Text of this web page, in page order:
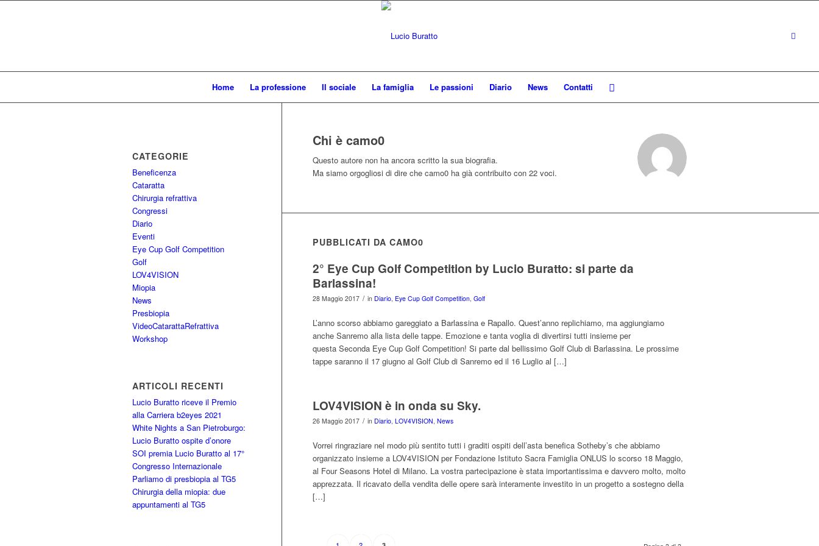
Home La professione Il sociale La famiglia Le passioni Diario News Contatti
Chi è camo0
Questo autore non ha ancora scritto la sua biografia.
Ma siamo orgogliosi di dire che camo0ha già contribuito con 22 voci.
PUBBLICATI DA CAMO0
2° Eye Cup Golf Competition by Lucio Buratto: si parte da
Barlassina!
28 Maggio 2017 / in Diario, Eye Cup Golf Competition, Golf
L’anno scorso abbiamo gareggiato a Barlassina e Rapallo. Quest’anno replichiamo, ma aggiungiamo
anche Sanremo alla lista delle tappe. Emozione e tanta voglia di divertirsi tutti insieme per
questa Seconda Eye Cup Golf Competition! Si parte dal bellissimo Golf Club di Barlassina. Le prossime
tappe saranno il 17 giugno al Golf Club di Sanremo ed il 16 Luglio al […]
LOV4VISION è in onda su Sky.
26 Maggio 2017 / in Diario, LOV4VISION, News
Vorrei ringraziare nel modo più sentito tutti i graditi ospiti dell’asta benefica Sotheby’s che abbiamo
organizzato insieme a LOV4VISION per Fondazione Istituto Sacra Famiglia ONLUS lo scorso 18 Maggio,
al Four Seasons Hotel di Milano. La vostra partecipazione è stata importantissima e davvero molto, molto
apprezzata. Il ricavato della vendita delle opere sarà interamente investito in un progetto a sostegno della
[…]
CATEGORIE
Beneficenza
Cataratta
Chirurgia refrattiva
Congressi
Diario
Eventi
Eye Cup Golf Competition
Golf
LOV4VISION
Miopia
News
Presbiopia
VideoCatarattaRefrattiva
Workshop
ARTICOLI RECENTI
Lucio Buratto riceve il Premio
alla Carriera b2eyes 2021
White Nights a San Pietroburgo:
Lucio Buratto ospite d’onore
SOI premia Lucio Buratto al 17°
Congresso Internazionale
Parliamo di presbiopia al TG5
Chirurgia della miopia: due
appuntamenti al TG5